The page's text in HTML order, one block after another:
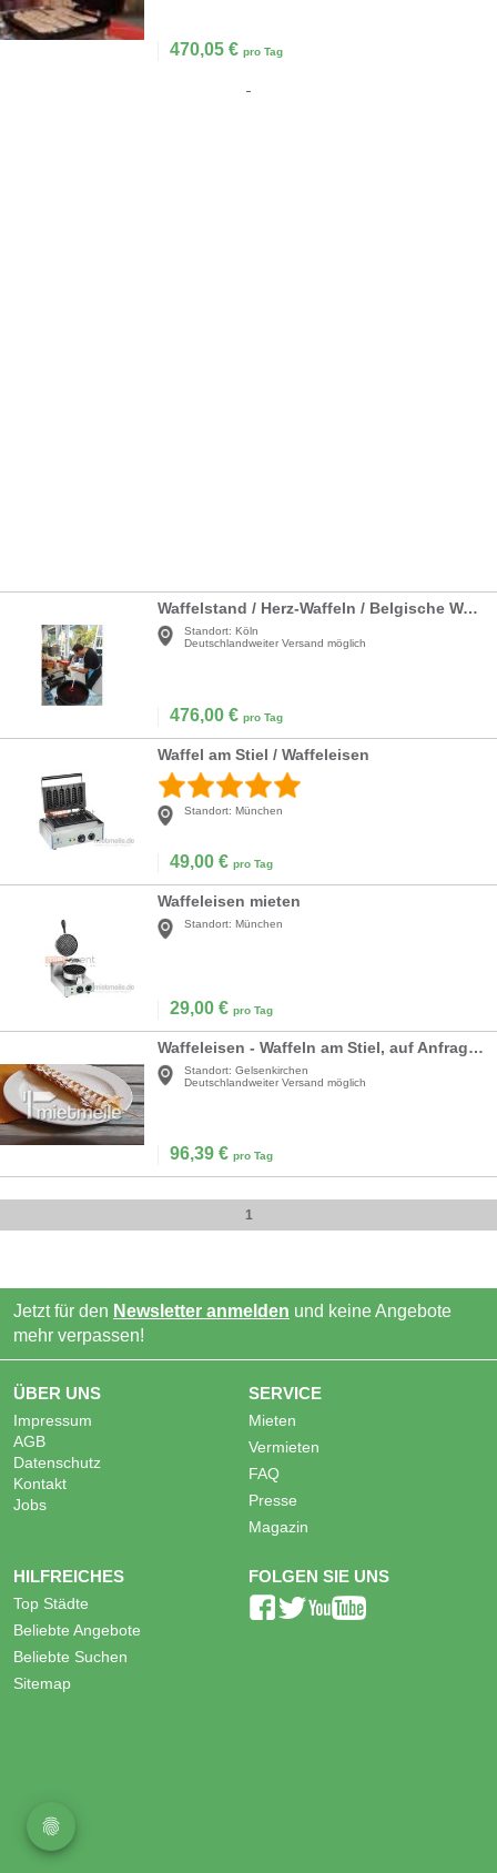
470,05 € pro Tag
Waffelstand / Herz-Waffeln / Belgische Waffeln / Waffeleisen
Standort: Köln
Deutschlandweiter Versand möglich
476,00 € pro Tag
Waffel am Stiel / Waffeleisen
Standort: München
49,00 € pro Tag
Waffeleisen mieten
Standort: München
29,00 € pro Tag
Waffeleisen - Waffeln am Stiel, auf Anfrage mit Waffelteig
Standort: Gelsenkirchen
Deutschlandweiter Versand möglich
96,39 € pro Tag
1
Jetzt für den Newsletter anmelden und keine Angebote
mehr verpassen!
ÜBER UNS
Impressum
AGB
Datenschutz
Kontakt
Jobs
SERVICE
Mieten
Vermieten
FAQ
Presse
Magazin
HILFREICHES
Top Städte
Beliebte Angebote
Beliebte Suchen
Sitemap
FOLGEN SIE UNS